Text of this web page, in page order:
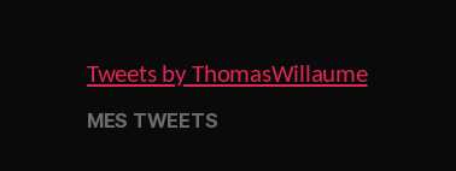
Tweets by ThomasWillaume
MES TWEETS